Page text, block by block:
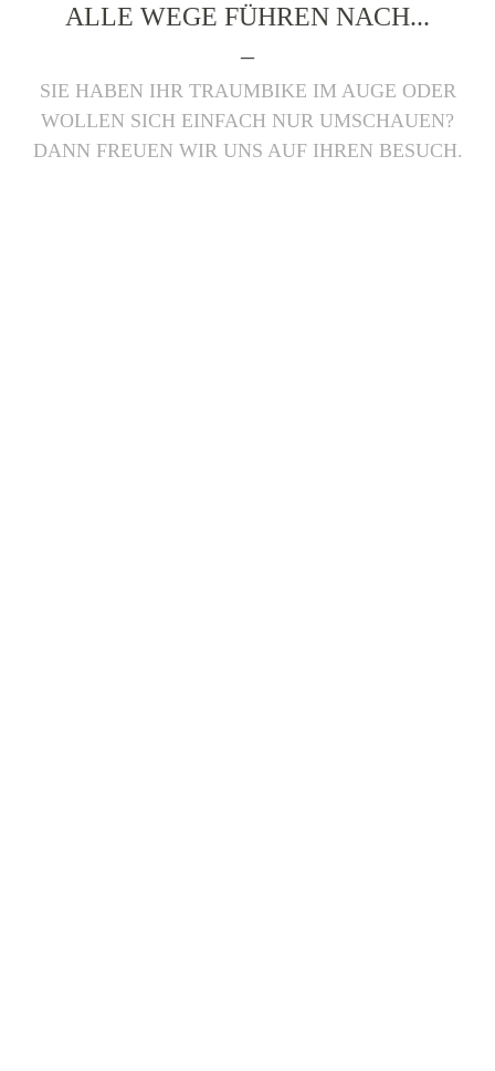
ALLE WEGE FÜHREN NACH...
SIE HABEN IHR TRAUMBIKE IM AUGE ODER
WOLLEN SICH EINFACH NUR UMSCHAUEN?
DANN FREUEN WIR UNS AUF IHREN BESUCH.